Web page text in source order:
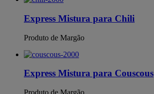
Express Mistura para Chili
Produto de Margão
Express Mistura para Couscous
Produto de Margão